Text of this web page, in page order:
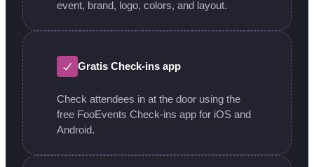
event, brand, logo, colors, and layout.
Gratis Check-ins app
Check attendees in at the door using the
free FooEvents Check-ins app for iOS and
Android.